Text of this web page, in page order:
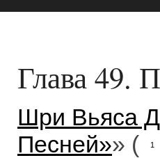
Глава 49.
Шри Вьяса
Песней»» ( 1